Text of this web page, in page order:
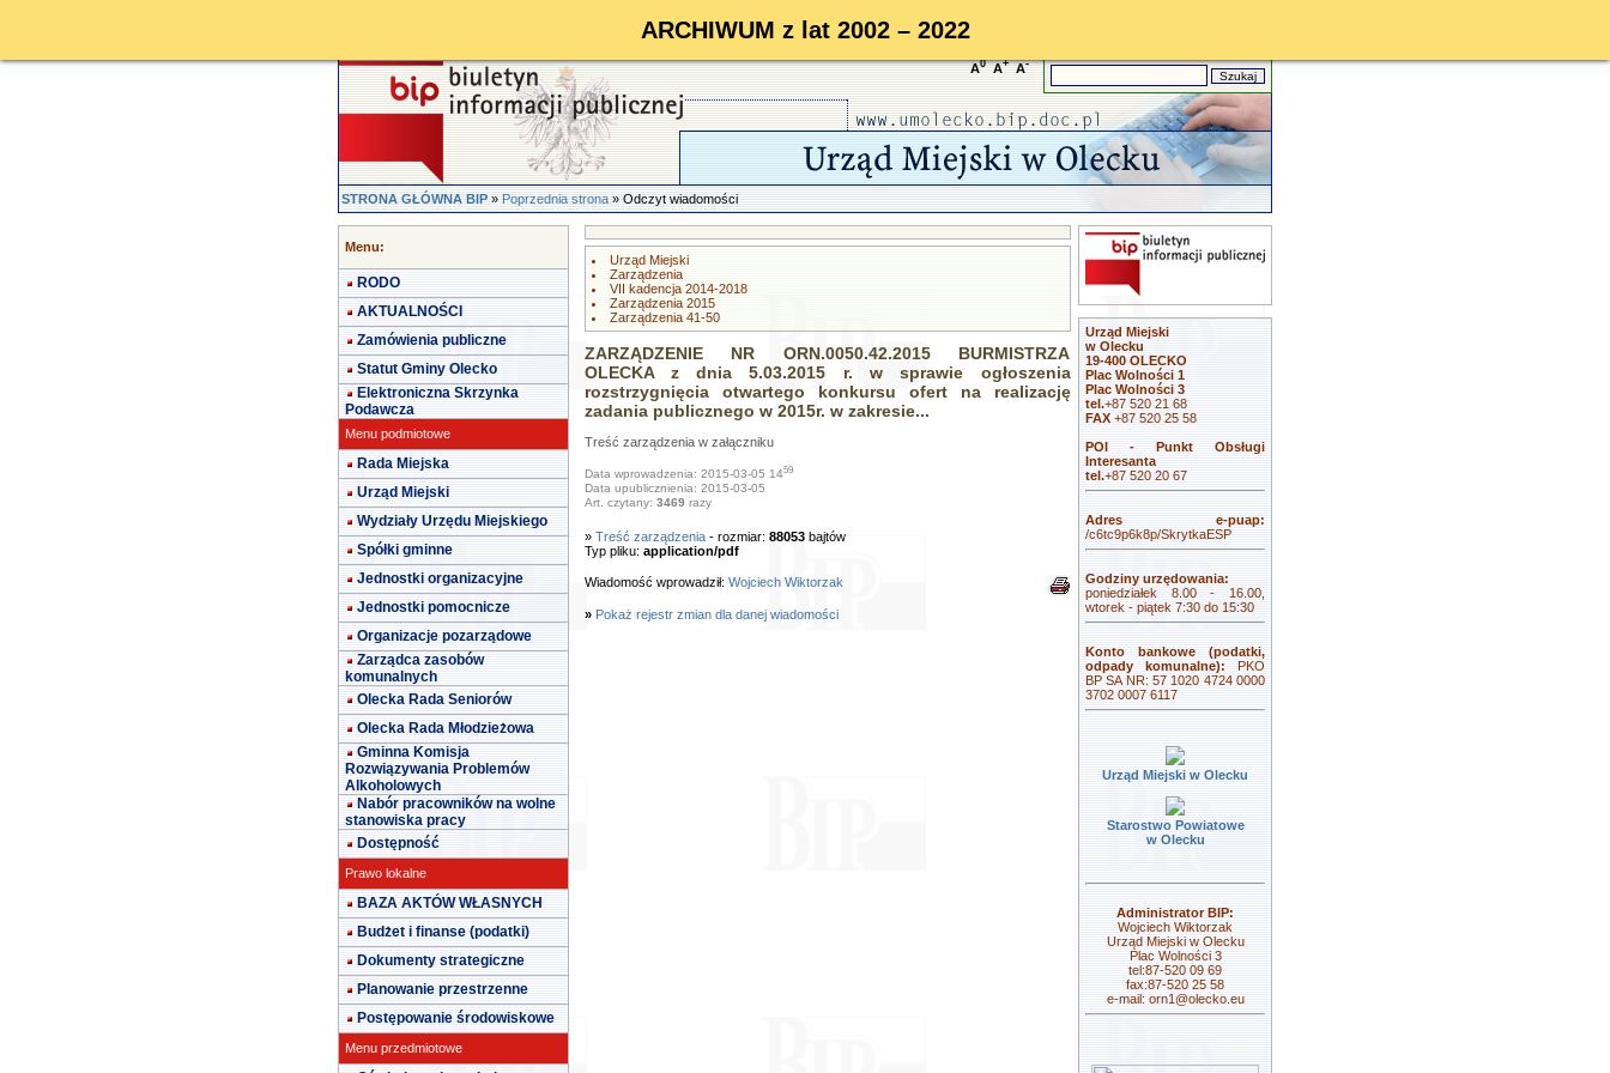
ARCHIWUM z lat 2002 – 2022
A0 A+ A-
STRONA GŁÓWNA BIP»Poprzednia strona» Odczyt wiadomości
Menu:
RODO
AKTUALNOŚCI
Zamówienia publiczne
Statut Gminy Olecko
Elektroniczna Skrzynka
Podawcza
Menu podmiotowe
Rada Miejska
Urząd Miejski
Wydziały Urzędu Miejskiego
Spółki gminne
Jednostki organizacyjne
Jednostki pomocnicze
Organizacje pozarządowe
Zarządca zasobów
komunalnych
Olecka Rada Seniorów
Olecka Rada Młodzieżowa
Gminna Komisja
Rozwiązywania Problemów
Alkoholowych
Nabór pracowników na wolne
stanowiska pracy
Dostępność
Prawo lokalne
BAZA AKTÓW WŁASNYCH
Budżet i finanse (podatki)
Dokumenty strategiczne
Planowanie przestrzenne
Postępowanie środowiskowe
Menu przedmiotowe
Urząd Miejski
Zarządzenia
VII kadencja 2014-2018
Zarządzenia 2015
Zarządzenia 41-50
ZARZĄDZENIE NR ORN.0050.42.2015 BURMISTRZA
OLECKA z dnia 5.03.2015 r. w sprawie ogłoszenia
rozstrzygnięcia otwartego konkursu ofert na realizację
zadania publicznego w 2015r. w zakresie...
Treść zarządzenia w załączniku
Data wprowadzenia: 2015-03-05 1459
Data upublicznienia: 2015-03-05
Art. czytany: 3469 razy
» Treść zarządzenia- rozmiar: 88053bajtów
Typ pliku: application/pdf
Wiadomość wprowadził: Wojciech Wiktorzak
» Pokaż rejestr zmian dla danej wiadomości
Urząd Miejski
w Olecku
19-400 OLECKO
Plac Wolności 1
Plac Wolności 3
tel.+87 520 21 68
FAX +87 520 25 58
POI - Punkt Obsługi
Interesanta
tel.+87 520 20 67
Adres e-puap:
/c6tc9p6k8p/SkrytkaESP
Godziny urzędowania:
poniedziałek 8.00 - 16.00,
wtorek - piątek 7:30 do 15:30
Konto bankowe (podatki,
odpady komunalne): PKO
BP SA NR: 57 1020 4724 0000
3702 0007 6117
Urząd Miejski w Olecku
Starostwo Powiatowe
w Olecku
Administrator BIP:
Wojciech Wiktorzak
Urząd Miejski w Olecku
Plac Wolności 3
tel:87-520 09 69
fax:87-520 25 58
e-mail: orn1@olecko.eu